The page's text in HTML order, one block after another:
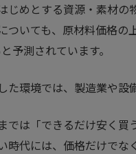
じめとする資源・素材の
ついても、原材料価格の
予測されています。
た環境では、製造業や設
では「できるだけ安く
時代には、価格だけでな